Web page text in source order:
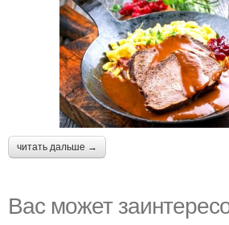
читать дальше →
Вас может